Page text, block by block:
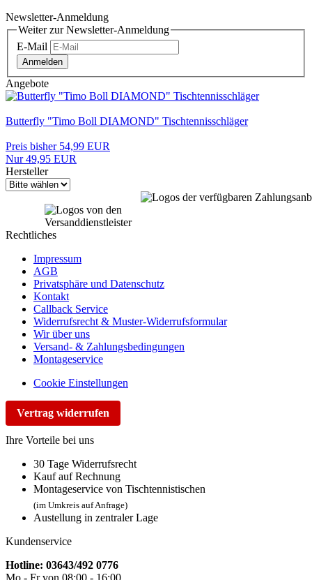
Newsletter-Anmeldung
Weiter zur Newsletter-Anmeldung
E-Mail
Anmelden
Angebote
Butterfly "Timo Boll DIAMOND" Tischtennisschläger
Preis bisher 54,99 EUR
Nur 49,95 EUR
Hersteller
Rechtliches
Impressum
AGB
Privatsphäre und Datenschutz
Kontakt
Callback Service
Widerrufsrecht & Muster-Widerrufsformular
Wir über uns
Versand- & Zahlungsbedingungen
Montageservice
Cookie Einstellungen
Vertrag widerrufen
Ihre Vorteile bei uns
30 Tage Widerrufsrecht
Kauf auf Rechnung
Montageservice von Tischtennistischen
(im Umkreis auf Anfrage)
Austellung in zentraler Lage
Kundenservice
Hotline: 03643/492 0776
Mo - Fr von 08:00 - 16:00